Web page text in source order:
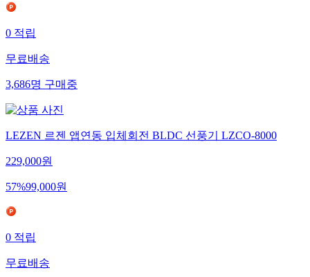
0적립
무료배송
3,686명구매중
LEZEN 르젠 앱연동 입체회전 BLDC 선풍기 LZCO-8000
229,000원
57%99,000원
0적립
무료배송